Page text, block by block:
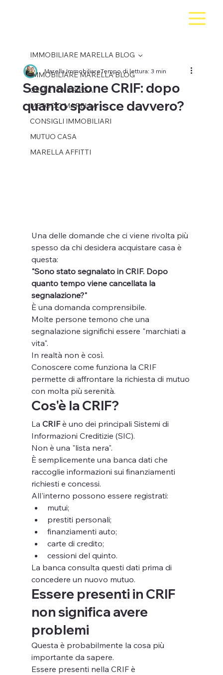
IMMOBILIARE MARELLA BLOG
GENIETTA SPIEGA
METODO MARELLA
CONSIGLI IMMOBILIARI
MUTUO CASA
MARELLA AFFITTI
IMMOBILIARE MARELLA BLOG
Segnalazione CRIF: dopo
quanto sparisce davvero?
Marella ImmobiliareTempo di lettura: 3 min
Una delle domande che ci viene rivolta più
spesso da chi desidera acquistare casa è
questa:
"Sono stato segnalato in CRIF. Dopo
quanto tempo viene cancellata la
segnalazione?"
È una domanda comprensibile.
Molte persone temono che una
segnalazione significhi essere "marchiati a
vita".
In realtà non è così.
Conoscere come funziona la CRIF
permette di affrontare la richiesta di mutuo
con molta più serenità.
Cos'è la CRIF?
La CRIF è uno dei principali Sistemi di
Informazioni Creditizie (SIC).
Non è una "lista nera".
È semplicemente una banca dati che
raccoglie informazioni sui finanziamenti
richiesti e concessi.
All'interno possono essere registrati:
mutui;
prestiti personali;
finanziamenti auto;
carte di credito;
cessioni del quinto.
La banca consulta questi dati prima di
concedere un nuovo mutuo.
Essere presenti in CRIF
non significa avere
problemi
Questa è probabilmente la cosa più
importante da sapere.
Essere presenti nella CRIF è